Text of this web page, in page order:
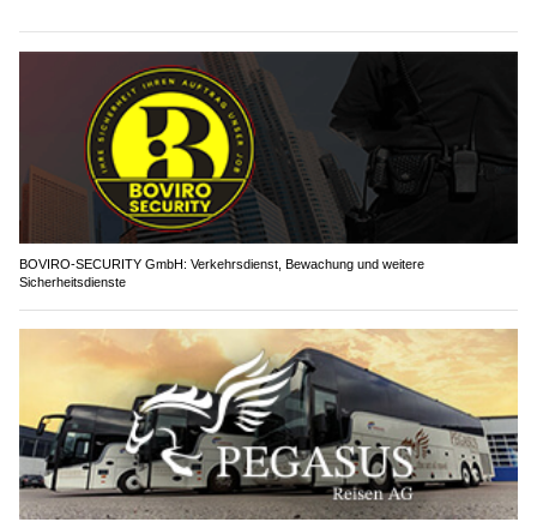
BOVIRO-SECURITY GmbH: Verkehrsdienst, Bewachung und weitere
Sicherheitsdienste